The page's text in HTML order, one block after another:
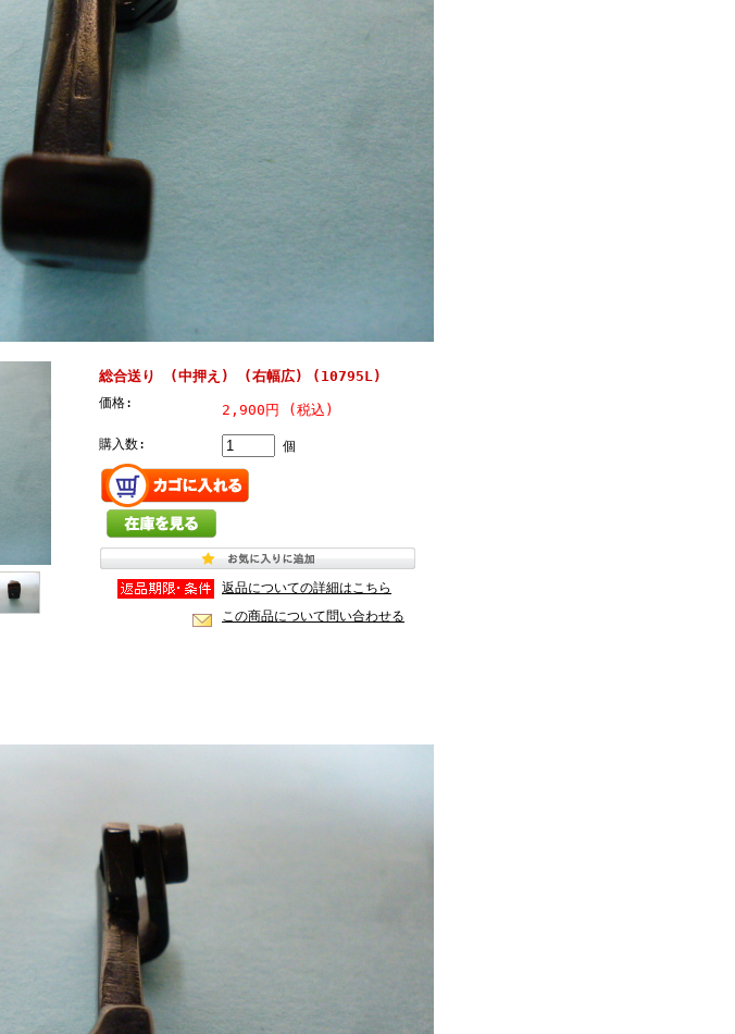
総合送り (中押え) (右幅広) (10795L)
価格: 2,900円 (税込)
購入数: 個
返品についての詳細はこちら
この商品について問い合わせる